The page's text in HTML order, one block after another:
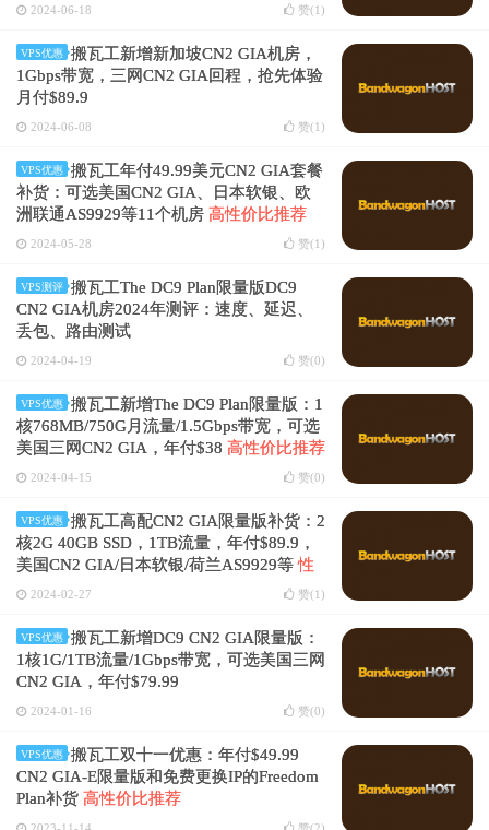
2024-06-18 赞(1 )
VPS优惠
搬瓦工新增新加坡CN2 GIA机房，
1Gbps带宽，三网CN2 GIA回程，抢先体验
月付$89.9
2024-06-08 赞(1 )
VPS优惠
搬瓦工年付49.99美元CN2 GIA套餐
补货：可选美国CN2 GIA、日本软银、欧
洲联通AS9929等11个机房 高性价比推荐
2024-05-28 赞(1 )
VPS测评
搬瓦工The DC9 Plan限量版DC9
CN2 GIA机房2024年测评：速度、延迟、
丢包、路由测试
2024-04-19 赞(0)
VPS优惠
搬瓦工新增The DC9 Plan限量版：1
核768MB/750G月流量/1.5Gbps带宽，可选
美国三网CN2 GIA，年付$38 高性价比推荐
2024-04-15 赞(0)
VPS优惠
搬瓦工高配CN2 GIA限量版补货：2
核2G 40GB SSD，1TB流量，年付$89.9，
美国CN2 GIA/日本软银/荷兰AS9929等性
价比推荐
2024-02-27 赞(1 )
VPS优惠
搬瓦工新增DC9 CN2 GIA限量版：
1核1G/1TB流量/1Gbps带宽，可选美国三网
CN2 GIA，年付$79.99
2024-01-16 赞(0)
VPS优惠
搬瓦工双十一优惠：年付$49.99
CN2 GIA-E限量版和免费更换IP的Freedom
Plan补货 高性价比推荐